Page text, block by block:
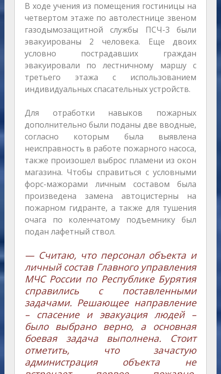
В ходе учения из помещения гостиницы на
четвертом этаже по автолестнице звеном
газодымозащитной службы ПСЧ-3 были
эвакуированы 2 человека. Еще двоих
условно пострадавших граждан
эвакуировали по лестничному маршу с
третьего этажа с использованием
индивидуальных спасательных устройств.
Для отработки навыков пожарных
дополнительно были поданы две вводные,
согласно которым была выявлена
неисправность в работе пожарного насоса,
также произошел выброс пламени из окон
магазина. Чтобы справиться с условными
форс-мажорами личным составом была
произведена замена автоцистерны на
пожарном гидранте, а также для тушения
очага по коленчатому подъемнику был
подан лафетный ствол.
— Считаю, что персонал объекта и
личный состав Главного управления
МЧС России по Республике Бурятия
справились с поставленными
задачами. Решающее направление
– спасение и эвакуация людей –
было выбрано верно, а основная
боевая задача выполнена. Стоит
отметить, что зачастую
администрация объекта не